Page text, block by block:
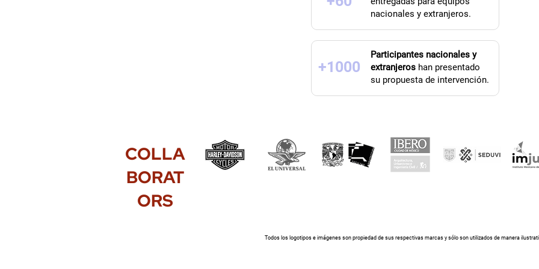
nacionales y extranjeros.
+1000
Participantes nacionales y
extranjeroshan presentado
su propuesta de intervención.
COLLA
BORAT
ORS
Todos los logotipos e imágenes son propiedad de sus respectivas marcas y sólo son utilizados de manera